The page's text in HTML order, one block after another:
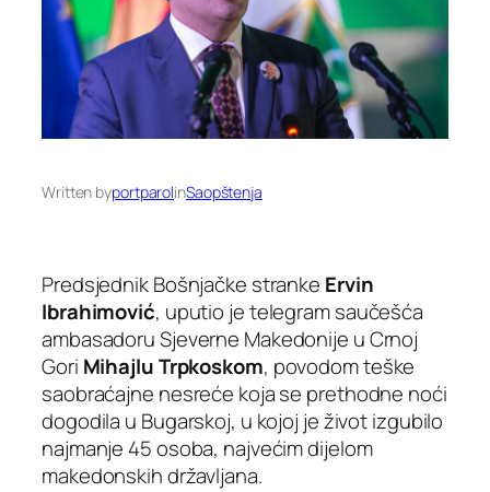
Written byportparolinSaopštenja
Predsjednik Bošnjačke stranke Ervin
Ibrahimović, uputio je telegram saučešća
ambasadoru Sjeverne Makedonije u Crnoj
Gori Mihajlu Trpkoskom, povodom teške
saobraćajne nesreće koja se prethodne noći
dogodila u Bugarskoj, u kojoj je život izgubilo
najmanje 45 osoba, najvećim dijelom
makedonskih državljana.